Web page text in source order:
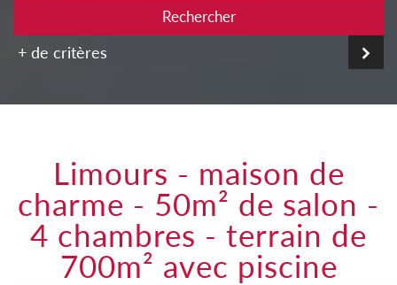
Rechercher
+ de critères
limours - maison de
charme - 50m² de salon -
4 chambres - terrain de
700m² avec piscine